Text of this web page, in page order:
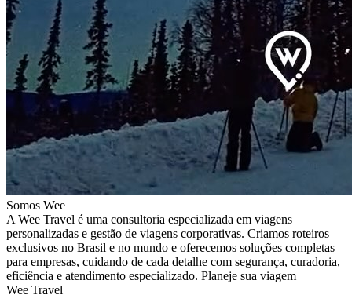
Somos Wee
A Wee Travel é uma consultoria especializada em viagens
personalizadas e gestão de viagens corporativas. Criamos roteiros
exclusivos no Brasil e no mundo e oferecemos soluções completas
para empresas, cuidando de cada detalhe com segurança, curadoria,
eficiência e atendimento especializado. Planeje sua viagem
Wee Travel